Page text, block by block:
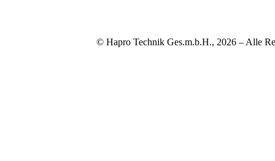
© Hapro Technik Ges.m.b.H., 2026 – Alle